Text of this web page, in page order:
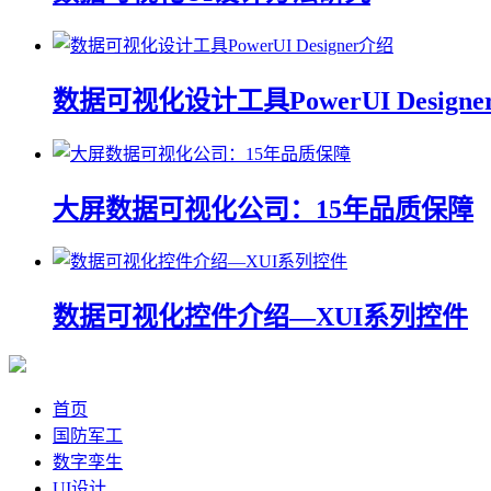
数据可视化设计工具PowerUI
大屏数据可视化公司：15年品质保障
数据可视化控件介绍—XUI系列控件
首页
国防军工
数字孪生